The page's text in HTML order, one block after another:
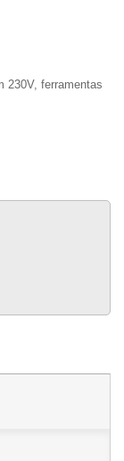
230V, ferramentas